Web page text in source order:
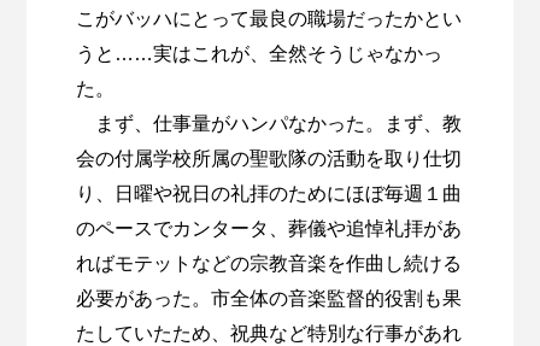
こがバッハにとって最良の職場だったかとい
うと……実はこれが、全然そうじゃなかっ
た。
まず、仕事量がハンパなかった。まず、教
会の付属学校所属の聖歌隊の活動を取り仕切
り、日曜や祝日の礼拝のためにほぼ毎週１曲
のペースでカンタータ、葬儀や追悼礼拝があ
ればモテットなどの宗教音楽を作曲し続ける
必要があった。市全体の音楽監督的役割も果
たしていたため、祝典など特別な行事があれ